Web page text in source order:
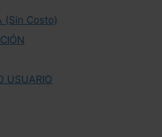
(Sin Costo)
USUARIO